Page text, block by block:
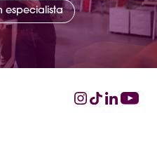
especialista